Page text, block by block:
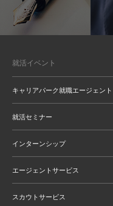
就活イベント
キャリアパーク就職エージェント
就活セミナー
インターンシップ
エージェントサービス
スカウトサービス